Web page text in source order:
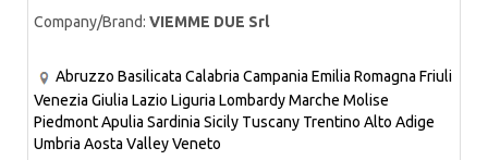
Company/Brand: VIEMME DUE Srl
Abruzzo Basilicata Calabria Campania Emilia Romagna Friuli
Venezia Giulia Lazio Liguria LombardyMarche Molise
PiedmontApulia Sardinia Sicily Tuscany Trentino Alto Adige
Umbria Aosta ValleyVeneto